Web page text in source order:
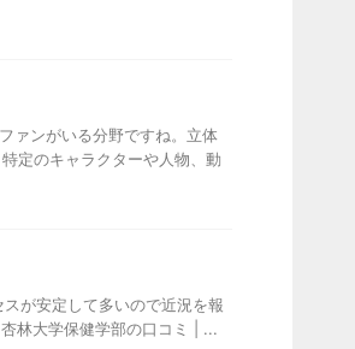
ァンがいる分野ですね。立体
定のキャラクターや人物、動
が安定して多いので近況を報
林大学保健学部の口コミ | ...